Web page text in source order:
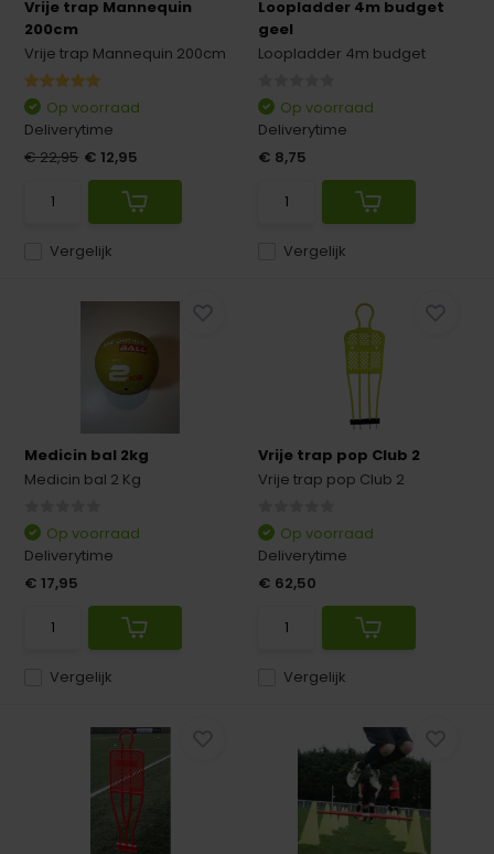
Vrije trap Mannequin
200cm
Vrije trap Mannequin 200cm
Vergelijk
Op voorraad
Deliverytime
€ 22,95 € 12,95
Loopladder 4m budget
geel
Loopladder 4m budget
Vergelijk
Op voorraad
Deliverytime
€ 8,75
Medicin bal 2kg
Medicin bal 2 Kg
Vergelijk
Op voorraad
Deliverytime
€ 17,95
Vrije trap pop Club 2
Vrije trap pop Club 2
Vergelijk
Op voorraad
Deliverytime
€ 62,50